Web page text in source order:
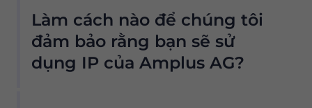
Làm cách nào để chúng tôi
đảm bảo rằng bạn sẽ sử
dụng IP của Amplus AG?